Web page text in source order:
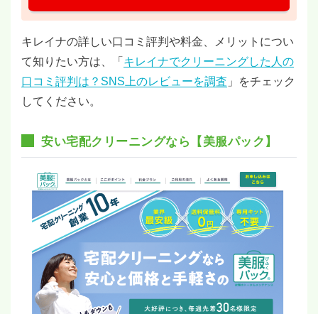
キレイナの詳しい口コミ評判や料金、メリットについ
て知りたい方は、「 キレイナでクリーニングした人の
口コミ評判は？SNS上のレビューを調査 」をチェック
してください。
安い宅配クリーニングなら【美服パック】